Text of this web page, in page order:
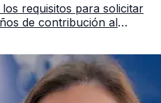
requisitos para solicitar
de contribución al